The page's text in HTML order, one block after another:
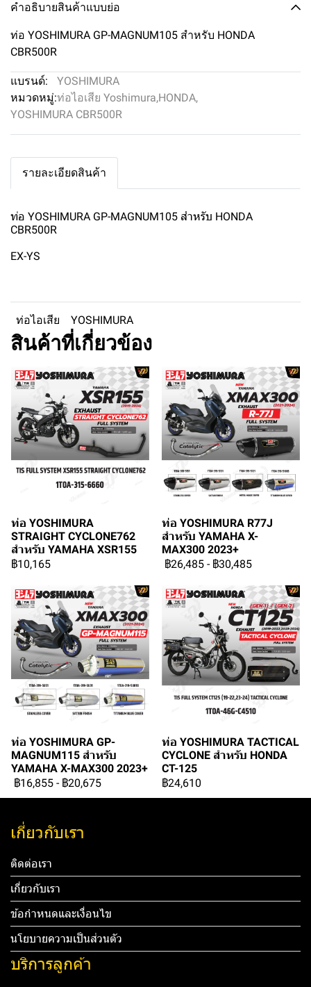
คำอธิบายสินค้าแบบย่อ
ท่อ YOSHIMURA GP-MAGNUM105 สำหรับ HONDA
CBR500R
แบรนด์:
YOSHIMURA
หมวดหมู่:ท่อไอเสีย Yoshimura,HONDA,
YOSHIMURA CBR500R
รายละเอียดสินค้า
ท่อ YOSHIMURA GP-MAGNUM105 สำหรับ HONDA
CBR500R
EX-YS
ท่อไอเสีย YOSHIMURA
สินค้าที่เกี่ยวข้อง
ท่อ YOSHIMURA
STRAIGHT CYCLONE762
สำหรับ YAMAHA XSR155
฿10,165
ท่อ YOSHIMURA R77J
สำหรับ YAMAHA X-
MAX300 2023+
฿26,485 - ฿30,485
ท่อ YOSHIMURA GP-
MAGNUM115 สำหรับ
YAMAHA X-MAX300 2023+
฿16,855 - ฿20,675
ท่อ YOSHIMURA TACTICAL
CYCLONE สำหรับ HONDA
CT-125
฿24,610
เกี่ยวกับเรา
ติดต่อเรา
เกี่ยวกับเรา
ข้อกำหนดและเงื่อนไข
นโยบายความเป็นส่วนตัว
บริการลูกค้า